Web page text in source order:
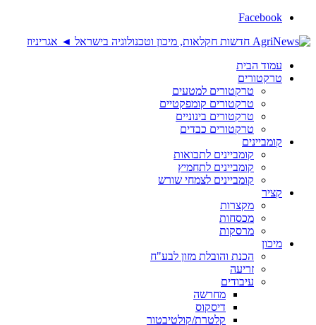
Facebook
עמוד הבית
טרקטורים
טרקטורים למטעים
טרקטורים קומפקטיים
טרקטורים בינוניים
טרקטורים כבדים
קומביינים
קומביינים לתבואות
קומביינים לתחמיץ
קומביינים לצמחי שורש
קציר
מקצרות
מכסחות
מרסקות
מיכון
הכנת והובלת מזון לבע"ח
זריעה
עיבודים
מחרשה
דיסקוס
קלטרת/קולטיבטור